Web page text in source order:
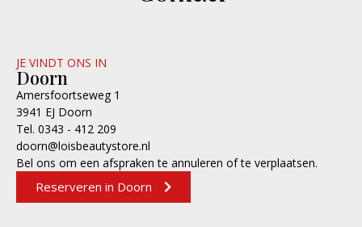
JE VINDT ONS IN
Doorn
Amersfoortseweg 1
3941 EJ Doorn
Tel. 0343 - 412 209
doorn@loisbeautystore.nl
Bel ons om een afspraken te annuleren of te verplaatsen.
Reserveren in Doorn